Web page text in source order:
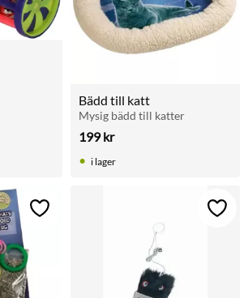
Bädd till katt
Mysig bädd till katter
199kr
i lager
Lägg till i favoriter Lägg